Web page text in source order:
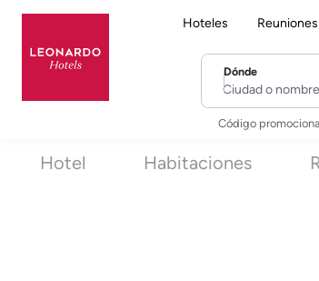
Hoteles
Dónde
Ciudad o
Código
Hotel Habitaciones